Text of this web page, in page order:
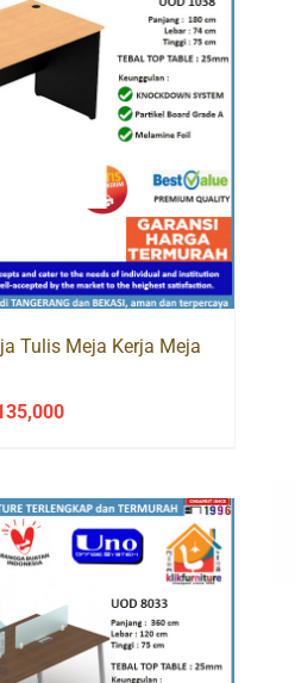
Tulis Meja Kerja Meja
Current
Rp1,135,000.